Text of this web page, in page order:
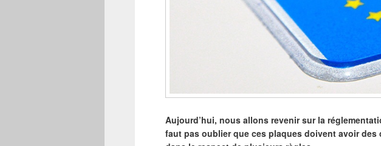
Aujourd’hui, nous allons revenir sur la
faut pas oublier que ces plaques doivent avoir